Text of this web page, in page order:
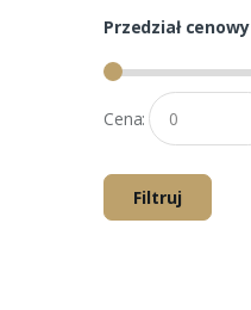
Przedział cenowy
Cena:
Filtruj